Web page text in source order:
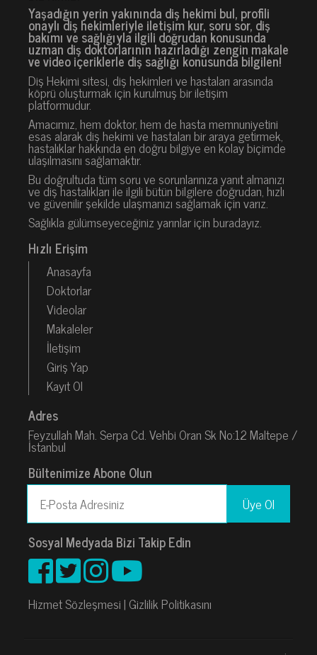
Yaşadığın yerin yakınında diş hekimi bul, profili
onaylı diş hekimleriyle iletişim kur, soru sor, diş
bakımı ve sağlığıyla ilgili doğrudan konusunda
uzman diş doktorlarının hazırladığı zengin makale
ve video içeriklerle diş sağlığı konusunda bilgilen!
Diş Hekimi sitesi, diş hekimleri ve hastaları arasında
köprü oluşturmak için kurulmuş bir iletişim
platformudur.
Amacımız, hem doktor, hem de hasta memnuniyetini
esas alarak diş hekimi ve hastaları bir araya getirmek,
hastalıklar hakkında en doğru bilgiye en kolay biçimde
ulaşılmasını sağlamaktır.
Bu doğrultuda tüm soru ve sorunlarınıza yanıt almanızı
ve diş hastalıkları ile ilgili bütün bilgilere doğrudan, hızlı
ve güvenilir şekilde ulaşmanızı sağlamak için varız.
Sağlıkla gülümseyeceğiniz yarınlar için buradayız.
Hızlı Erişim
Anasayfa
Doktorlar
Videolar
Makaleler
İletişim
Giriş Yap
Kayıt Ol
Adres
Feyzullah Mah. Serpa Cd. Vehbi Oran Sk No:12 Maltepe /
İstanbul
Bültenimize Abone Olun
Sosyal Medyada Bizi Takip Edin
Hizmet Sözleşmesi | Gizlilik Politikasını